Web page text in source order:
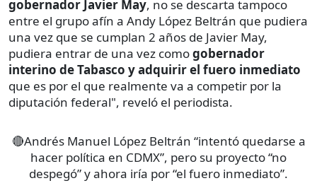
gobernador Javier May, no se descarta tampoco
entre el grupo afín a Andy López Beltrán que pudiera
una vez que se cumplan 2 años de Javier May,
pudiera entrar de una vez comogobernador
interino de Tabasco y adquirir el fuero inmediato
que es por el que realmente va a competir por la
diputación federal", reveló el periodista.
🔴Andrés Manuel López Beltrán “intentó quedarse a
hacer política en CDMX”, pero su proyecto “no
despegó” y ahora iría por “el fuero inmediato”.